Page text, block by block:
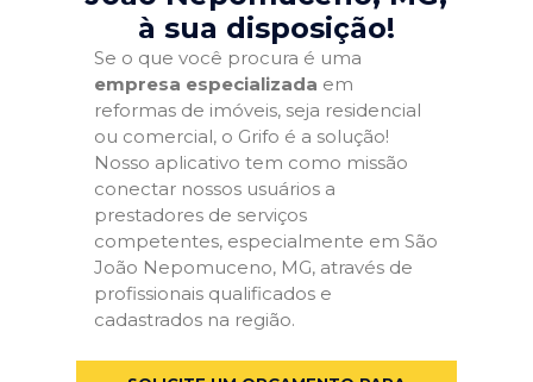
à sua disposição!
Se o que você procura é uma
empresa especializada em
reformas de imóveis, seja residencial
ou comercial, o Grifo é a solução!
Nosso aplicativo tem como missão
conectar nossos usuários a
prestadores de serviços
competentes, especialmente em São
João Nepomuceno, MG, através de
profissionais qualificados e
cadastrados na região.